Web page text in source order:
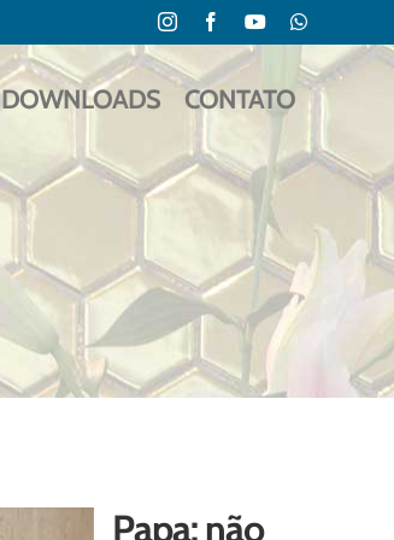
InstagramFacebookYouTubeWhatsApp
DOWNLOADS CONTATO
Papa: não